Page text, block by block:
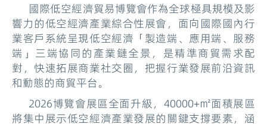
國際低空經濟貿易博覽會作為全球極具規模及影
響力的低空經濟產業綜合性展會，面向國際國內行
業客戶系統呈現低空經濟「製造端、應用端、服務
端」三端協同的產業鏈全景，是精準商貿需求配
對，快速拓展商業社交圈，把握行業發展前沿資訊
和動態的商貿平台。
2026博覽會展區全面升級，40000+㎡面積展區
將集中展示低空經濟產業發展的關鍵支撐要素，涵